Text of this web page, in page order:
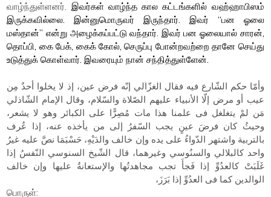
வாழ்ந்துள்ளனர். இவர்கள் வாழ்ந்த கால கட்டங்களில் வஹ்ஹாபிஸம்
இருக்கவில்லை.இன்னுமொருவர் இருந்தார். இவர் “பன ஓலை
மஸ்தான்” என்று அழைக்கப்பட்டு வந்தார். இவர் பன ஓலையால் சாரன்,
தொப்பி, கை பேக், கைக் கோல், செருப்பு போன்றவற்றை தானே செய்து
உடுத்துக் கொள்வார். இவரையும் நான் சந்தித்துள்ளேன்.
وأمّا حكم الشّارع فيه فقال الغزّالي إنّه فرض عين، إذ لا يخلوا أحدٌ مِن
عيب أو مرض إلّا الأنبياء عليهم الصّلاة والسّلام، وقال الإمام الشّاذلي
مَن لمْ يتغلغل فى علمنا هذا مات مُصِرًّا على الكبائر وهو لا يشعر،
وحيثُ كان فرضَ عينٍ يجب السّفرُ إلى من يأخذه عنه، إذا عُرف
بالتربية واشتهر الدّواءُ على يده وإن خالف والدَيْهِ، حَسْبَمَا نصَّ عليه غيرُ
واحد كالبلالي والسنُوسي وغيرهما، قال الشّيخ السنوسي النّفسُ إذا
غَلَبَتْ كالعدُوِّ إذا فَجأَ تجب مجاهدتُها والإستعانةُ عليها وإن خالف
الوالدين كما فى العدُوِّ إذا بَرَزَ،
பொருள்: